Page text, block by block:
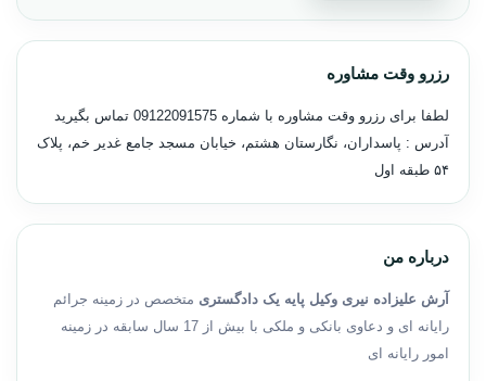
رزرو وقت مشاوره
لطفا برای رزرو وقت مشاوره با شماره 09122091575 تماس بگیرید
آدرس : پاسداران، نگارستان هشتم، خیابان مسجد جامع غدیر خم، پلاک
۵۴ طبقه اول
درباره من
آرش علیزاده نیری وکیل پایه یک دادگستری متخصص در زمینه جرائم
رایانه ای و دعاوی بانکی و ملکی با بیش از 17 سال سابقه در زمینه
امور رایانه ای